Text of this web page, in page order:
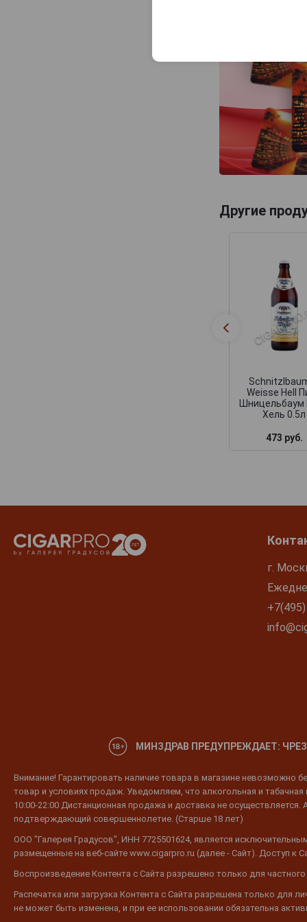
Другие
Weisse Hell
Шницельбаум
Хель 0.5л
473 руб.
г.
МИНЗДРАВ ПРЕДУПРЕЖДАЕТ:
Внимание! Гарантировать наличие товара в магазине невозможно
товар и условиях продаж. Уведомляем, что алкогольная и
10:00-22:00 Дистанционная продажа и доставка не
подтверждающий совершеннолетие. (Старше 18 лет)
ООО "Галерея Градусов", ИНН 7725501624, является
размещенные на веб-сайте www.cigarpro.ru (далее - Сайт). Доступ к
Воспроизведение Контента с Сайта разрешено только для
Распечатка или загрузка Контента с Сайта разрешена только для
не может быть изменена, и при ее использовании обязательна